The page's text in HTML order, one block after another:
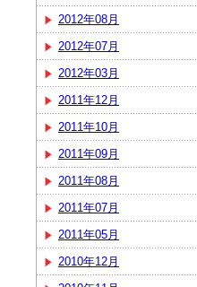
2012年08月
2012年07月
2012年03月
2011年12月
2011年10月
2011年09月
2011年08月
2011年07月
2011年05月
2010年12月